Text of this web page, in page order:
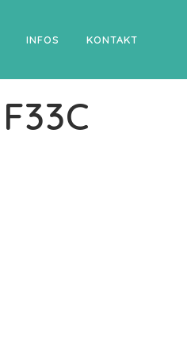
INFOS KONTAKT